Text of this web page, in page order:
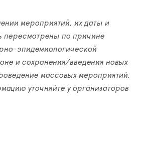
мероприятий, их даты и
пересмотрены по причине
эпидемиологической
и сохранения/введения новых
массовых мероприятий.
уточняйте у организаторов